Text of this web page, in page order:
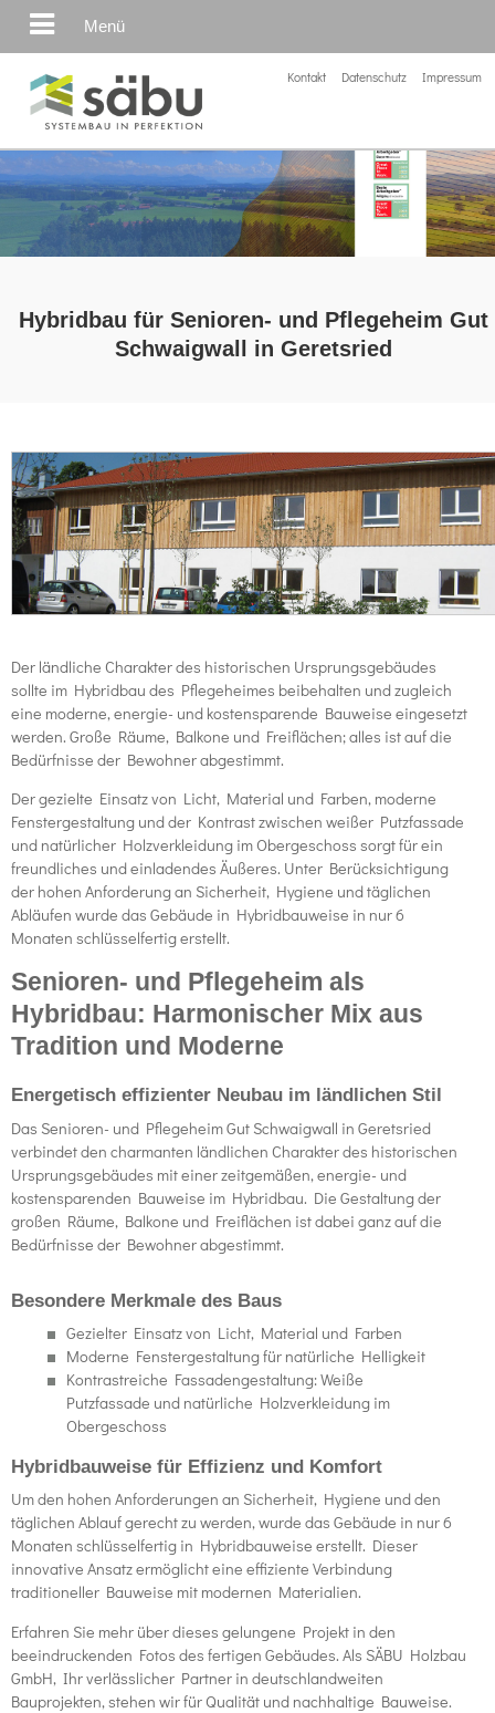
Kontakt Datenschutz Impressum
Hybridbau für Senioren- und Pflegeheim Gut
Schwaigwall in Geretsried
Der ländliche Charakter des historischen Ursprungsgebäudes
sollte im Hybridbau des Pflegeheimes beibehalten und zugleich
eine moderne, energie- und kostensparende Bauweise eingesetzt
werden. Große Räume, Balkone und Freiflächen; alles ist auf die
Bedürfnisse der Bewohner abgestimmt.
Der gezielte Einsatz von Licht, Material und Farben, moderne
Fenstergestaltung und der Kontrast zwischen weißer Putzfassade
und natürlicher Holzverkleidung im Obergeschoss sorgt für ein
freundliches und einladendes Äußeres. Unter Berücksichtigung
der hohen Anforderung an Sicherheit, Hygiene und täglichen
Abläufen wurde das Gebäude in Hybridbauweise in nur 6
Monaten schlüsselfertig erstellt.
Senioren- und Pflegeheim als
Hybridbau: Harmonischer Mix aus
Tradition und Moderne
Energetisch effizienter Neubau im ländlichen Stil
Das Senioren- und Pflegeheim Gut Schwaigwall in Geretsried
verbindet den charmanten ländlichen Charakter des historischen
Ursprungsgebäudes mit einer zeitgemäßen, energie- und
kostensparenden Bauweise im Hybridbau. Die Gestaltung der
großen Räume, Balkone und Freiflächen ist dabei ganz auf die
Bedürfnisse der Bewohner abgestimmt.
Besondere Merkmale des Baus
Gezielter Einsatz von Licht, Material und Farben
Moderne Fenstergestaltung für natürliche Helligkeit
Kontrastreiche Fassadengestaltung: Weiße
Putzfassade und natürliche Holzverkleidung im
Obergeschoss
Hybridbauweise für Effizienz und Komfort
Um den hohen Anforderungen an Sicherheit, Hygiene und den
täglichen Ablauf gerecht zu werden, wurde das Gebäude in nur 6
Monaten schlüsselfertig in Hybridbauweise erstellt. Dieser
innovative Ansatz ermöglicht eine effiziente Verbindung
traditioneller Bauweise mit modernen Materialien.
Erfahren Sie mehr über dieses gelungene Projekt in den
beeindruckenden Fotos des fertigen Gebäudes. Als SÄBU Holzbau
GmbH, Ihr verlässlicher Partner in deutschlandweiten
Bauprojekten, stehen wir für Qualität und nachhaltige Bauweise.
Menü